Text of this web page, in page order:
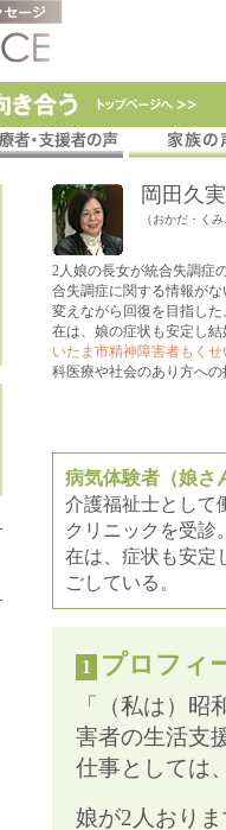
岡田久
（おかだ・く
2人娘の長女が統合失調症
合失調症に関する情報が
変えながら回復を目指し
在は、娘の症状も安定し
いたま市精神障害者もくせ
科医療や社会のあり方へ
病気体験者（娘さ
介護福祉士として
クリニックを受診
在は、症状も安定
ごしている。
1 プロフィ
「（私は）
害者の生活支
仕事としては
娘が2人おり